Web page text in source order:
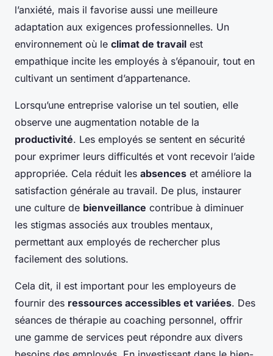
l’anxiété, mais il favorise aussi une meilleure
adaptation aux exigences professionnelles. Un
environnement où le climat de travail est
empathique incite les employés à s’épanouir, tout en
cultivant un sentiment d’appartenance.
Lorsqu’une entreprise valorise un tel soutien, elle
observe une augmentation notable de la
productivité. Les employés se sentent en sécurité
pour exprimer leurs difficultés et vont recevoir l’aide
appropriée. Cela réduit les absences et améliore la
satisfaction générale au travail. De plus, instaurer
une culture de bienveillance contribue à diminuer
les stigmas associés aux troubles mentaux,
permettant aux employés de rechercher plus
facilement des solutions.
Cela dit, il est important pour les employeurs de
fournir des ressources accessibles et variées. Des
séances de thérapie au coaching personnel, offrir
une gamme de services peut répondre aux divers